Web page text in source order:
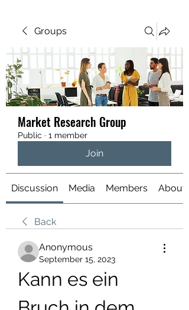
Groups
Market Research Group
Public · 1 member
Join
Discussion Media Members About
Back
Anonymous
September 15, 2023
Kann es ein